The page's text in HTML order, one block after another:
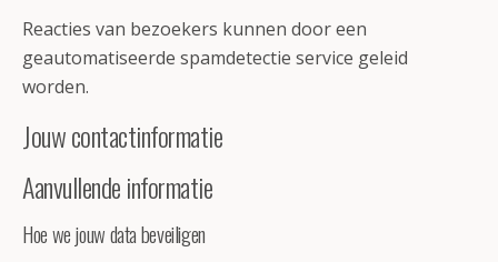
Reacties van bezoekers kunnen door een
geautomatiseerde spamdetectie service geleid
worden.
Jouw contactinformatie
Aanvullende informatie
Hoe we jouw data beveiligen